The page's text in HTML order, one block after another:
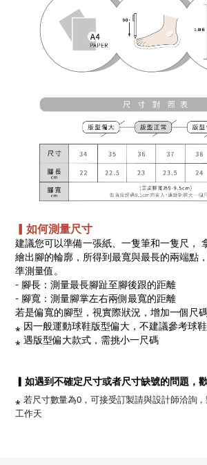
▎如何測量尺寸
建議您可以準備一張紙、一隻筆和一隻尺，
繪出腳的輪廓，所得到最寬與最長的兩端點
準測量值。
- 腳長：測量最長腳趾至腳後跟的距離
- 腳寬：測量腳掌左右兩側最寬的距離
若是偏寬的腳型，視實際狀況，增加一個尺碼
⁎ 因一般運動球鞋版型偏大，不建議參考球
⁎ 遇版型偏大款式，需挑小一尺碼
▎如遇到不確定尺寸或者尺寸缺號的問題，
⁎ 若尺寸數量為0，可接受訂製請與設計師洽詢
工作天